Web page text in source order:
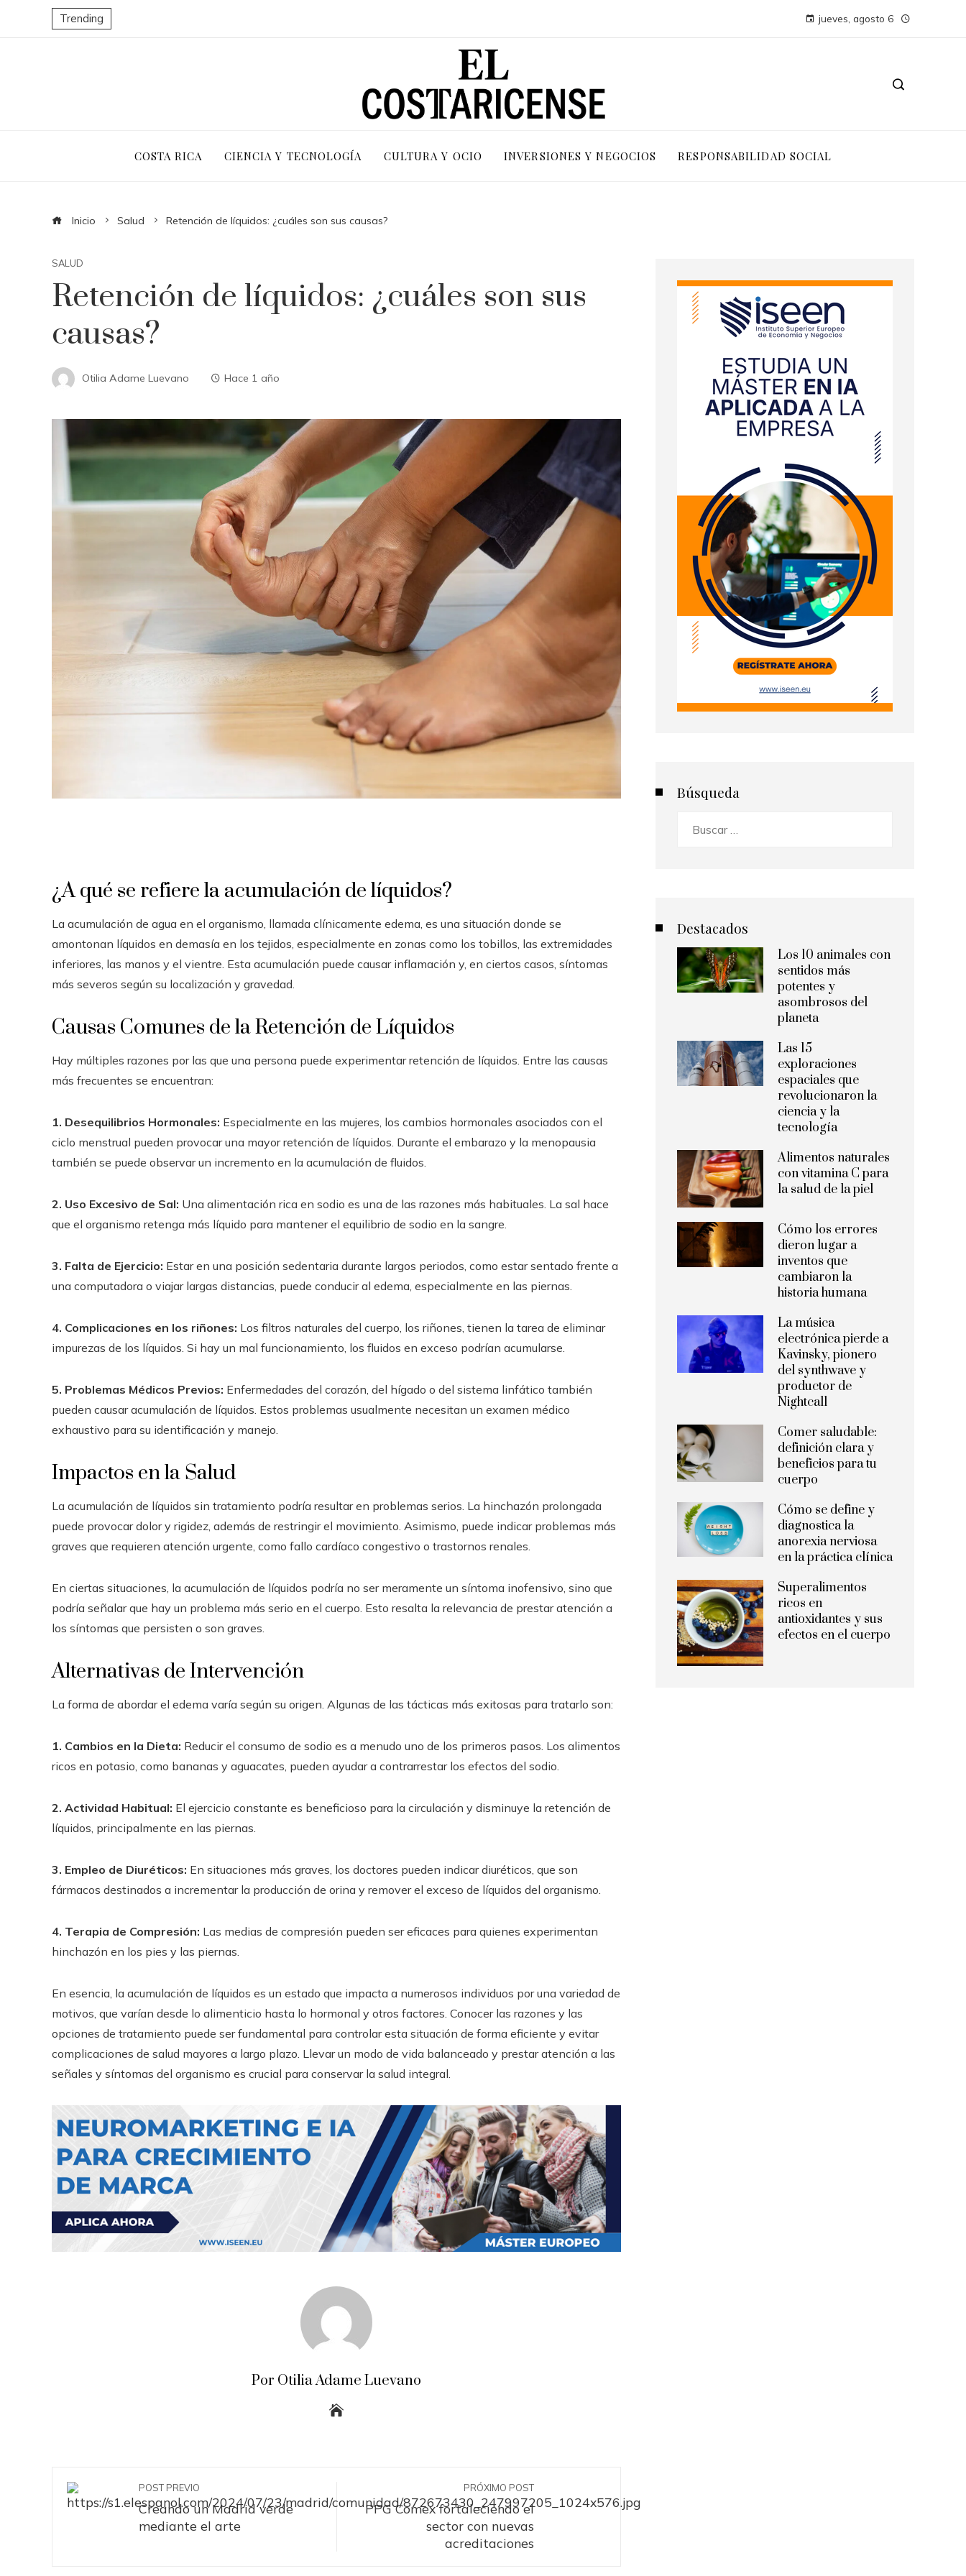
Trending jueves, agosto 6
COSTA RICA CIENCIA Y TECNOLOGÍA CULTURA Y OCIO INVERSIONES Y NEGOCIOS RESPONSABILIDAD SOCIAL
Inicio Salud Retención de líquidos: ¿cuáles son sus causas?
SALUD
Retención de líquidos: ¿cuáles son sus
causas?
Otilia Adame Luevano Hace 1 año
¿A qué se refiere la acumulación de líquidos?
La acumulación de agua en el organismo, llamada clínicamente edema, es una situación donde se
amontonan líquidos en demasía en los tejidos, especialmente en zonas como los tobillos, las extremidades
inferiores, las manos y el vientre. Esta acumulación puede causar inflamación y, en ciertos casos, síntomas
más severos según su localización y gravedad.
Causas Comunes de la Retención de Líquidos
Hay múltiples razones por las que una persona puede experimentar retención de líquidos. Entre las causas
más frecuentes se encuentran:
1. Desequilibrios Hormonales: Especialmente en las mujeres, los cambios hormonales asociados con el
ciclo menstrual pueden provocar una mayor retención de líquidos. Durante el embarazo y la menopausia
también se puede observar un incremento en la acumulación de fluidos.
2. Uso Excesivo de Sal: Una alimentación rica en sodio es una de las razones más habituales. La sal hace
que el organismo retenga más líquido para mantener el equilibrio de sodio en la sangre.
3. Falta de Ejercicio: Estar en una posición sedentaria durante largos periodos, como estar sentado frente a
una computadora o viajar largas distancias, puede conducir al edema, especialmente en las piernas.
4. Complicaciones en los riñones: Los filtros naturales del cuerpo, los riñones, tienen la tarea de eliminar
impurezas de los líquidos. Si hay un mal funcionamiento, los fluidos en exceso podrían acumularse.
5. Problemas Médicos Previos: Enfermedades del corazón, del hígado o del sistema linfático también
pueden causar acumulación de líquidos. Estos problemas usualmente necesitan un examen médico
exhaustivo para su identificación y manejo.
Impactos en la Salud
La acumulación de líquidos sin tratamiento podría resultar en problemas serios. La hinchazón prolongada
puede provocar dolor y rigidez, además de restringir el movimiento. Asimismo, puede indicar problemas más
graves que requieren atención urgente, como fallo cardíaco congestivo o trastornos renales.
En ciertas situaciones, la acumulación de líquidos podría no ser meramente un síntoma inofensivo, sino que
podría señalar que hay un problema más serio en el cuerpo. Esto resalta la relevancia de prestar atención a
los síntomas que persisten o son graves.
Alternativas de Intervención
La forma de abordar el edema varía según su origen. Algunas de las tácticas más exitosas para tratarlo son:
1. Cambios en la Dieta: Reducir el consumo de sodio es a menudo uno de los primeros pasos. Los alimentos
ricos en potasio, como bananas y aguacates, pueden ayudar a contrarrestar los efectos del sodio.
2. Actividad Habitual: El ejercicio constante es beneficioso para la circulación y disminuye la retención de
líquidos, principalmente en las piernas.
3. Empleo de Diuréticos: En situaciones más graves, los doctores pueden indicar diuréticos, que son
fármacos destinados a incrementar la producción de orina y remover el exceso de líquidos del organismo.
4. Terapia de Compresión: Las medias de compresión pueden ser eficaces para quienes experimentan
hinchazón en los pies y las piernas.
En esencia, la acumulación de líquidos es un estado que impacta a numerosos individuos por una variedad de
motivos, que varían desde lo alimenticio hasta lo hormonal y otros factores. Conocer las razones y las
opciones de tratamiento puede ser fundamental para controlar esta situación de forma eficiente y evitar
complicaciones de salud mayores a largo plazo. Llevar un modo de vida balanceado y prestar atención a las
señales y síntomas del organismo es crucial para conservar la salud integral.
Por Otilia Adame Luevano
POST PREVIO
Creando un Madrid verde
mediante el arte
PRÓXIMO POST
PPG Comex fortaleciendo el
sector con nuevas
acreditaciones
Búsqueda
Destacados
Los 10 animales con
sentidos más
potentes y
asombrosos del
planeta
Las 15
exploraciones
espaciales que
revolucionaron la
ciencia y la
tecnología
Alimentos naturales
con vitamina C para
la salud de la piel
Cómo los errores
dieron lugar a
inventos que
cambiaron la
historia humana
La música
electrónica pierde a
Kavinsky, pionero
del synthwave y
productor de
Nightcall
Comer saludable:
definición clara y
beneficios para tu
cuerpo
Cómo se define y
diagnostica la
anorexia nerviosa
en la práctica clínica
Superalimentos
ricos en
antioxidantes y sus
efectos en el cuerpo